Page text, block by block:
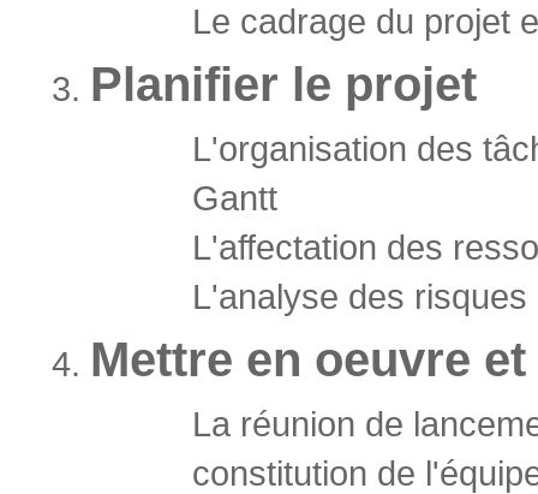
Le cadrage du projet
Planifier le projet
L'organisation des
Gantt
L'affectation des
L'analyse des
Mettre en oeuvre
La réunion de
constitution de